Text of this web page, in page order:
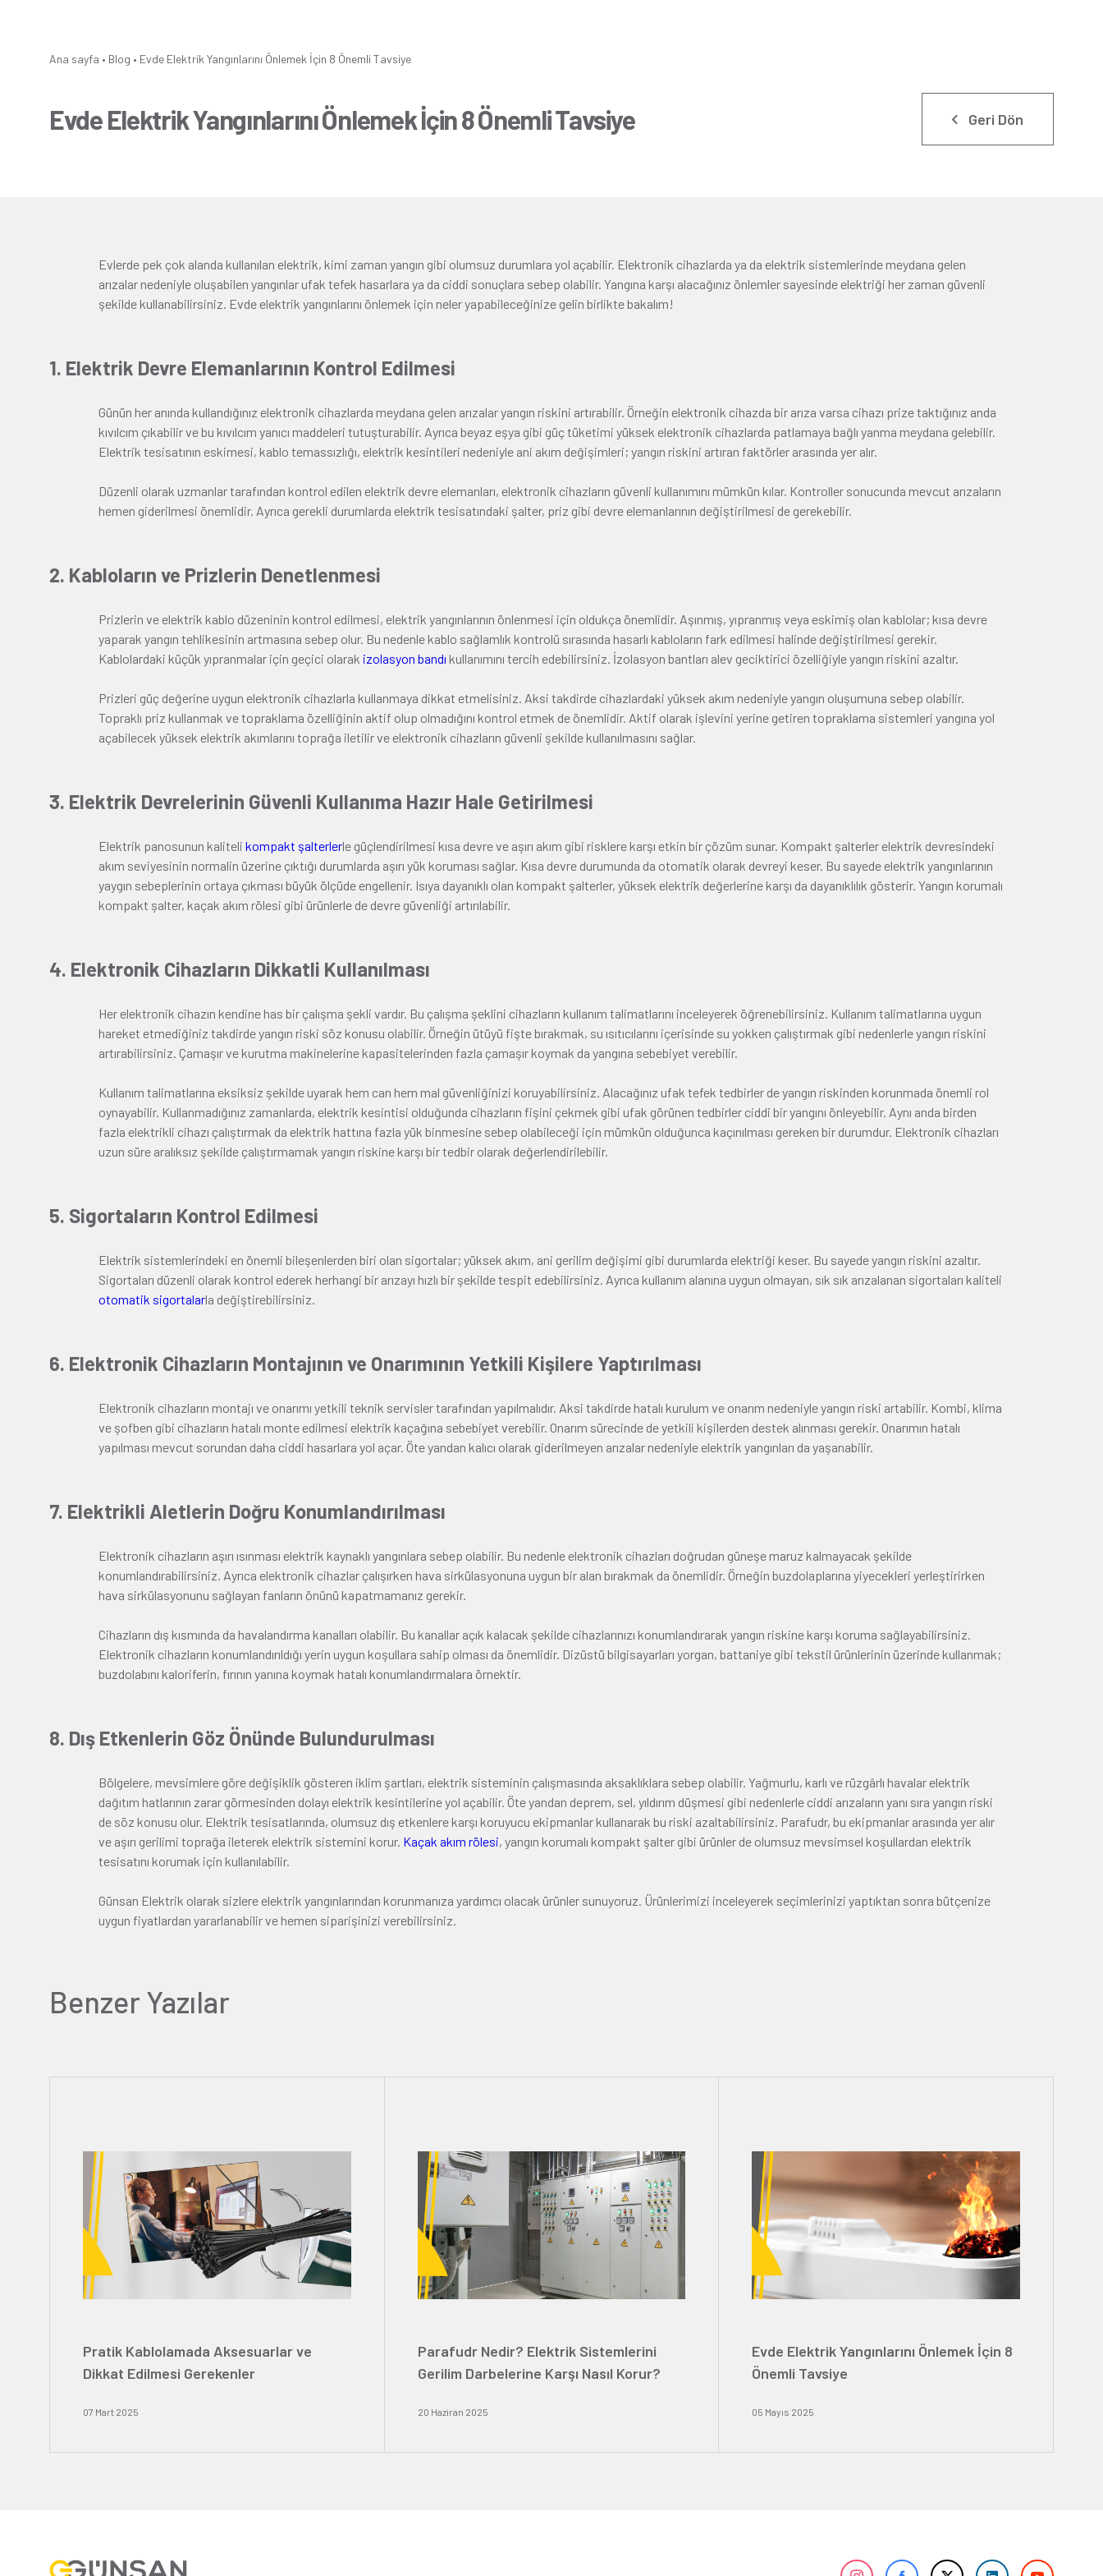
Ana sayfa • Blog • Evde Elektrik Yangınlarını Önlemek İçin 8 Önemli Tavsiye
Evde Elektrik Yangınlarını Önlemek İçin 8 Önemli Tavsiye Geri Dön
Evlerde pek çok alanda kullanılan elektrik, kimi zaman yangın gibi olumsuz durumlara yol açabilir. Elektronik cihazlarda ya da elektrik sistemlerinde meydana gelen
arızalar nedeniyle oluşabilen yangınlar ufak tefek hasarlara ya da ciddi sonuçlara sebep olabilir. Yangına karşı alacağınız önlemler sayesinde elektriği her zaman güvenli
şekilde kullanabilirsiniz. Evde elektrik yangınlarını önlemek için neler yapabileceğinize gelin birlikte bakalım!
1. Elektrik Devre Elemanlarının Kontrol Edilmesi
Günün her anında kullandığınız elektronik cihazlarda meydana gelen arızalar yangın riskini artırabilir. Örneğin elektronik cihazda bir arıza varsa cihazı prize taktığınız anda
kıvılcım çıkabilir ve bu kıvılcım yanıcı maddeleri tutuşturabilir. Ayrıca beyaz eşya gibi güç tüketimi yüksek elektronik cihazlarda patlamaya bağlı yanma meydana gelebilir.
Elektrik tesisatının eskimesi, kablo temassızlığı, elektrik kesintileri nedeniyle ani akım değişimleri; yangın riskini artıran faktörler arasında yer alır.
Düzenli olarak uzmanlar tarafından kontrol edilen elektrik devre elemanları, elektronik cihazların güvenli kullanımını mümkün kılar. Kontroller sonucunda mevcut arızaların
hemen giderilmesi önemlidir. Ayrıca gerekli durumlarda elektrik tesisatındaki şalter, priz gibi devre elemanlarının değiştirilmesi de gerekebilir.
2. Kabloların ve Prizlerin Denetlenmesi
Prizlerin ve elektrik kablo düzeninin kontrol edilmesi, elektrik yangınlarının önlenmesi için oldukça önemlidir. Aşınmış, yıpranmış veya eskimiş olan kablolar; kısa devre
yaparak yangın tehlikesinin artmasına sebep olur. Bu nedenle kablo sağlamlık kontrolü sırasında hasarlı kabloların fark edilmesi halinde değiştirilmesi gerekir.
Kablolardaki küçük yıpranmalar için geçici olarak izolasyon bandı kullanımını tercih edebilirsiniz. İzolasyon bantları alev geciktirici özelliğiyle yangın riskini azaltır.
Prizleri güç değerine uygun elektronik cihazlarla kullanmaya dikkat etmelisiniz. Aksi takdirde cihazlardaki yüksek akım nedeniyle yangın oluşumuna sebep olabilir.
Topraklı priz kullanmak ve topraklama özelliğinin aktif olup olmadığını kontrol etmek de önemlidir. Aktif olarak işlevini yerine getiren topraklama sistemleri yangına yol
açabilecek yüksek elektrik akımlarını toprağa iletilir ve elektronik cihazların güvenli şekilde kullanılmasını sağlar.
3. Elektrik Devrelerinin Güvenli Kullanıma Hazır Hale Getirilmesi
Elektrik panosunun kaliteli kompakt şalterlerle güçlendirilmesi kısa devre ve aşırı akım gibi risklere karşı etkin bir çözüm sunar. Kompakt şalterler elektrik devresindeki
akım seviyesinin normalin üzerine çıktığı durumlarda aşırı yük koruması sağlar. Kısa devre durumunda da otomatik olarak devreyi keser. Bu sayede elektrik yangınlarının
yaygın sebeplerinin ortaya çıkması büyük ölçüde engellenir. Isıya dayanıklı olan kompakt şalterler, yüksek elektrik değerlerine karşı da dayanıklılık gösterir. Yangın korumalı
kompakt şalter, kaçak akım rölesi gibi ürünlerle de devre güvenliği artırılabilir.
4. Elektronik Cihazların Dikkatli Kullanılması
Her elektronik cihazın kendine has bir çalışma şekli vardır. Bu çalışma şeklini cihazların kullanım talimatlarını inceleyerek öğrenebilirsiniz. Kullanım talimatlarına uygun
hareket etmediğiniz takdirde yangın riski söz konusu olabilir. Örneğin ütüyü fişte bırakmak, su ısıtıcılarını içerisinde su yokken çalıştırmak gibi nedenlerle yangın riskini
artırabilirsiniz. Çamaşır ve kurutma makinelerine kapasitelerinden fazla çamaşır koymak da yangına sebebiyet verebilir.
Kullanım talimatlarına eksiksiz şekilde uyarak hem can hem mal güvenliğinizi koruyabilirsiniz. Alacağınız ufak tefek tedbirler de yangın riskinden korunmada önemli rol
oynayabilir. Kullanmadığınız zamanlarda, elektrik kesintisi olduğunda cihazların fişini çekmek gibi ufak görünen tedbirler ciddi bir yangını önleyebilir. Aynı anda birden
fazla elektrikli cihazı çalıştırmak da elektrik hattına fazla yük binmesine sebep olabileceği için mümkün olduğunca kaçınılması gereken bir durumdur. Elektronik cihazları
uzun süre aralıksız şekilde çalıştırmamak yangın riskine karşı bir tedbir olarak değerlendirilebilir.
5. Sigortaların Kontrol Edilmesi
Elektrik sistemlerindeki en önemli bileşenlerden biri olan sigortalar; yüksek akım, ani gerilim değişimi gibi durumlarda elektriği keser. Bu sayede yangın riskini azaltır.
Sigortaları düzenli olarak kontrol ederek herhangi bir arızayı hızlı bir şekilde tespit edebilirsiniz. Ayrıca kullanım alanına uygun olmayan, sık sık arızalanan sigortaları kaliteli
otomatik sigortalarla değiştirebilirsiniz.
6. Elektronik Cihazların Montajının ve Onarımının Yetkili Kişilere Yaptırılması
Elektronik cihazların montajı ve onarımı yetkili teknik servisler tarafından yapılmalıdır. Aksi takdirde hatalı kurulum ve onarım nedeniyle yangın riski artabilir. Kombi, klima
ve şofben gibi cihazların hatalı monte edilmesi elektrik kaçağına sebebiyet verebilir. Onarım sürecinde de yetkili kişilerden destek alınması gerekir. Onarımın hatalı
yapılması mevcut sorundan daha ciddi hasarlara yol açar. Öte yandan kalıcı olarak giderilmeyen arızalar nedeniyle elektrik yangınları da yaşanabilir.
7. Elektrikli Aletlerin Doğru Konumlandırılması
Elektronik cihazların aşırı ısınması elektrik kaynaklı yangınlara sebep olabilir. Bu nedenle elektronik cihazları doğrudan güneşe maruz kalmayacak şekilde
konumlandırabilirsiniz. Ayrıca elektronik cihazlar çalışırken hava sirkülasyonuna uygun bir alan bırakmak da önemlidir. Örneğin buzdolaplarına yiyecekleri yerleştirirken
hava sirkülasyonunu sağlayan fanların önünü kapatmamanız gerekir.
Cihazların dış kısmında da havalandırma kanalları olabilir. Bu kanallar açık kalacak şekilde cihazlarınızı konumlandırarak yangın riskine karşı koruma sağlayabilirsiniz.
Elektronik cihazların konumlandırıldığı yerin uygun koşullara sahip olması da önemlidir. Dizüstü bilgisayarları yorgan, battaniye gibi tekstil ürünlerinin üzerinde kullanmak;
buzdolabını kaloriferin, fırının yanına koymak hatalı konumlandırmalara örnektir.
8. Dış Etkenlerin Göz Önünde Bulundurulması
Bölgelere, mevsimlere göre değişiklik gösteren iklim şartları, elektrik sisteminin çalışmasında aksaklıklara sebep olabilir. Yağmurlu, karlı ve rüzgârlı havalar elektrik
dağıtım hatlarının zarar görmesinden dolayı elektrik kesintilerine yol açabilir. Öte yandan deprem, sel, yıldırım düşmesi gibi nedenlerle ciddi arızaların yanı sıra yangın riski
de söz konusu olur. Elektrik tesisatlarında, olumsuz dış etkenlere karşı koruyucu ekipmanlar kullanarak bu riski azaltabilirsiniz. Parafudr, bu ekipmanlar arasında yer alır
ve aşırı gerilimi toprağa ileterek elektrik sistemini korur. Kaçak akım rölesi, yangın korumalı kompakt şalter gibi ürünler de olumsuz mevsimsel koşullardan elektrik
tesisatını korumak için kullanılabilir.
Günsan Elektrik olarak sizlere elektrik yangınlarından korunmanıza yardımcı olacak ürünler sunuyoruz. Ürünlerimizi inceleyerek seçimlerinizi yaptıktan sonra bütçenize
uygun fiyatlardan yararlanabilir ve hemen siparişinizi verebilirsiniz.
Benzer Yazılar
Pratik Kablolamada Aksesuarlar ve
Dikkat Edilmesi Gerekenler
07 Mart 2025
Parafudr Nedir? Elektrik Sistemlerini
Gerilim Darbelerine Karşı Nasıl Korur?
20 Haziran 2025
Evde Elektrik Yangınlarını Önlemek İçin 8
Önemli Tavsiye
05 Mayıs 2025